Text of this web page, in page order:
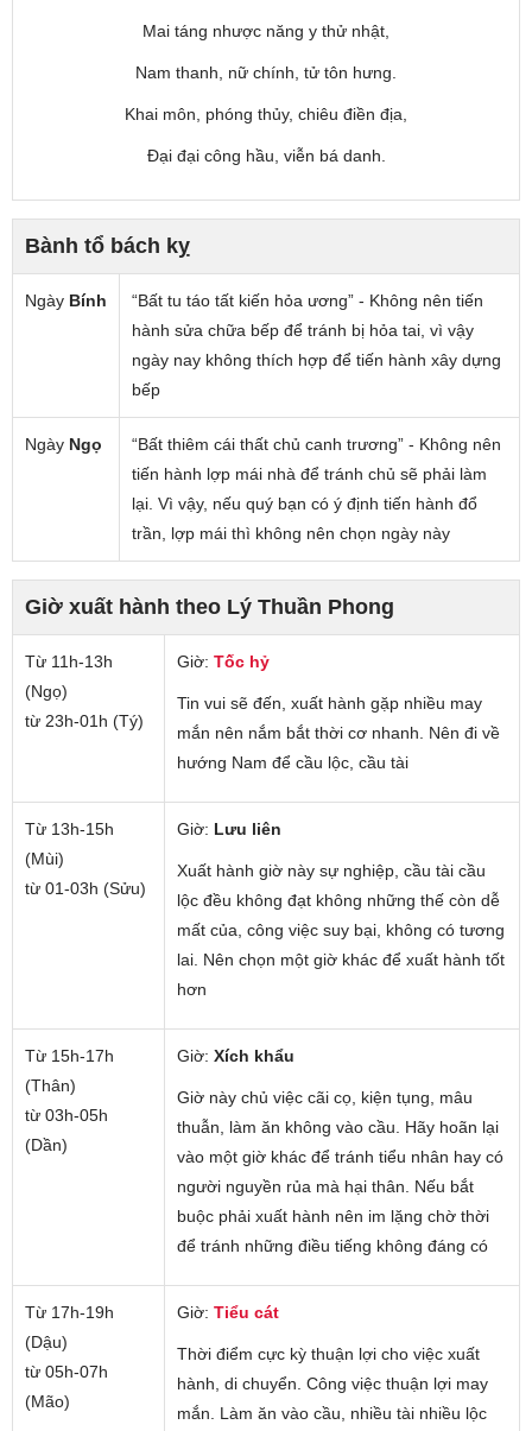
Mai táng nhược năng y thử nhật,
Nam thanh, nữ chính, tử tôn hưng.
Khai môn, phóng thủy, chiêu điền địa,
Đại đại công hầu, viễn bá danh.
Bành tổ bách kỵ
Ngày Bính
“Bất tu táo tất kiến hỏa ương” - Không nên tiến
hành sửa chữa bếp để tránh bị hỏa tai, vì vậy
ngày nay không thích hợp để tiến hành xây dựng
bếp
Ngày Ngọ
“Bất thiêm cái thất chủ canh trương” - Không nên
tiến hành lợp mái nhà để tránh chủ sẽ phải làm
lại. Vì vậy, nếu quý bạn có ý định tiến hành đổ
trần, lợp mái thì không nên chọn ngày này
Giờ xuất hành theo Lý Thuần Phong
Từ 11h-13h
(Ngọ)
từ 23h-01h (Tý)
Giờ: Tốc hỷ
Tin vui sẽ đến, xuất hành gặp nhiều may
mắn nên nắm bắt thời cơ nhanh. Nên đi về
hướng Nam để cầu lộc, cầu tài
Từ 13h-15h
(Mùi)
từ 01-03h (Sửu)
Giờ: Lưu liên
Xuất hành giờ này sự nghiệp, cầu tài cầu
lộc đều không đạt không những thế còn dễ
mất của, công việc suy bại, không có tương
lai. Nên chọn một giờ khác để xuất hành tốt
hơn
Từ 15h-17h
(Thân)
từ 03h-05h
(Dần)
Giờ: Xích khẩu
Giờ này chủ việc cãi cọ, kiện tụng, mâu
thuẫn, làm ăn không vào cầu. Hãy hoãn lại
vào một giờ khác để tránh tiểu nhân hay có
người nguyền rủa mà hại thân. Nếu bắt
buộc phải xuất hành nên im lặng chờ thời
để tránh những điều tiếng không đáng có
Từ 17h-19h
(Dậu)
từ 05h-07h
(Mão)
Giờ: Tiểu cát
Thời điểm cực kỳ thuận lợi cho việc xuất
hành, di chuyển. Công việc thuận lợi may
mắn. Làm ăn vào cầu, nhiều tài nhiều lộc